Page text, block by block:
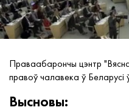
Праваабарончы цэнтр
правоў чалавека ў Беларусі
Высновы: